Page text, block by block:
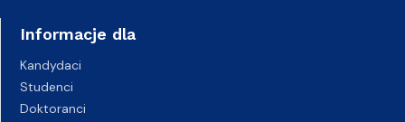
Informacje dla
Kandydaci
Studenci
Doktoranci